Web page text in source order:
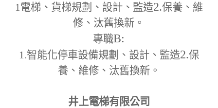
1電梯、貨梯規劃、設計、監造2.保養、維
修、汰舊換新。
專職B:
1.智能化停車設備規劃、設計、監造2.保
養、維修、汰舊換新。
井上電梯有限公司